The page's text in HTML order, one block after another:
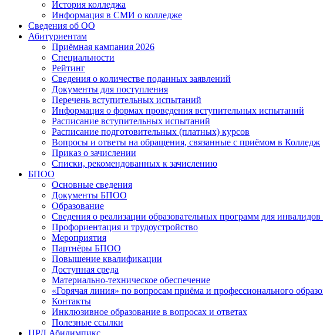
История колледжа
Информация в СМИ о колледже
Сведения об ОО
Абитуриентам
Приёмная кампания 2026
Специальности
Рейтинг
Сведения о количестве поданных заявлений
Документы для поступления
Перечень вступительных испытаний
Информация о формах проведения вступительных испытаний
Расписание вступительных испытаний
Расписание подготовительных (платных) курсов
Вопросы и ответы на обращения, связанные с приёмом в Колледж
Приказ о зачислении
Списки, рекомендованных к зачислению
БПОО
Основные сведения
Документы БПОО
Образование
Сведения о реализации образовательных программ для
Профориентация и трудоустройство
Мероприятия
Партнёры БПОО
Повышение квалификации
Доступная среда
Материально-техническое обеспечение
«Горячая линия» по вопросам приёма и профессионального
Контакты
Инклюзивное образование в вопросах и ответах
Полезные ссылки
ЦРД Абилимпикс